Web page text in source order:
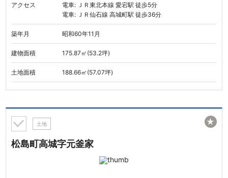
アクセス
電車: ＪＲ東北本線 愛宕駅 徒歩5分
電車: ＪＲ仙石線 高城町駅 徒歩36分
築年月 昭和60年11月
建物面積 175.87㎡(53.2坪)
土地面積 188.66㎡(57.07坪)
土地
松島町高城字元釜家
★